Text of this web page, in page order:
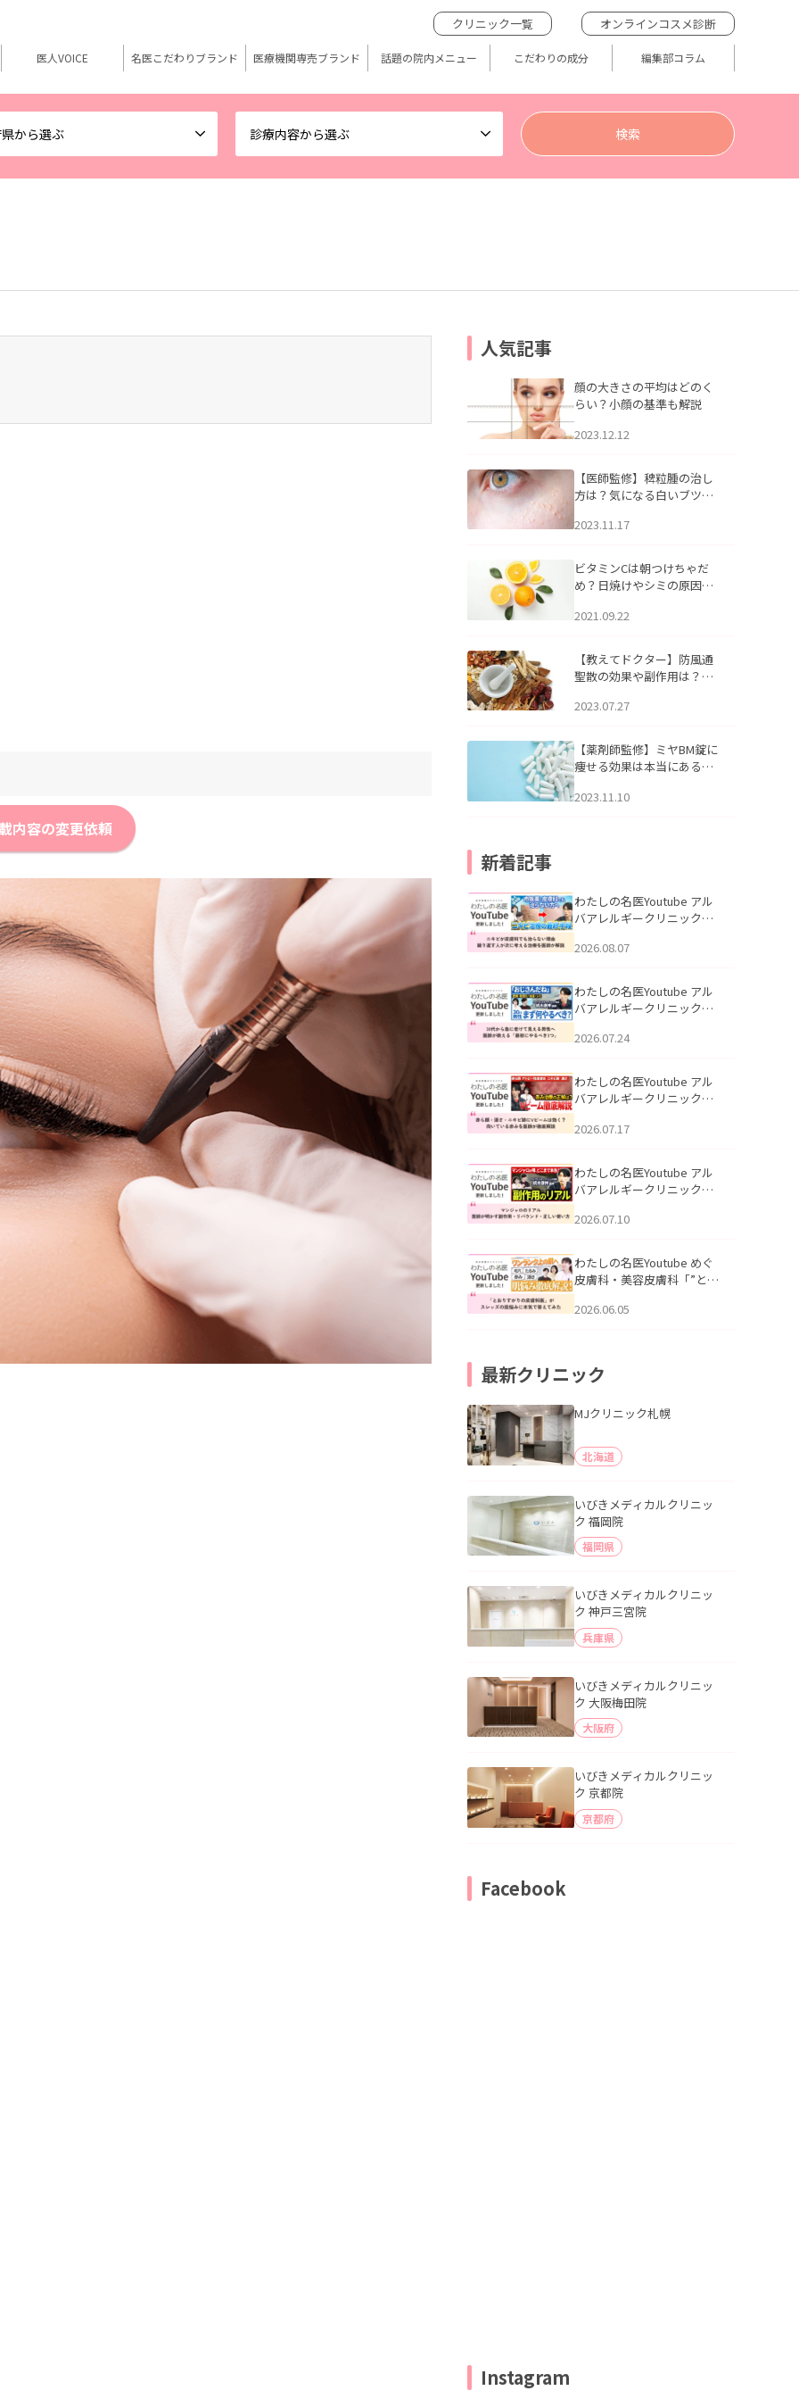
から選ぶ 診療内容から選ぶ
クリニック一覧 オンラインコスメ診断
医人VOICE 名医こだわりブランド 医療機関専売ブランド 話題の院内メニュー こだわりの成分 編集部コラム
内容の変更依頼
人気記事
顔の大きさの平均はどのく
らい？小顔の基準も解説
2023.12.12
【医師監修】稗粒腫の治し
方は？気になる白いブツブ
アについて
2023.11.17
ビタミンCは朝つけちゃだ
め？日焼けやシミの原因に
2021.09.22
【教えてドクター】防風通
聖散の効果や副作用は？長
2023.07.27
【薬剤師監修】ミヤBM錠に
痩せる効果は本当にある
2023.11.10
新着記事
わたしの名医Youtube アル
バアレルギークリニック札
らない理由｜繰り返す人が
説」を公開いたしました。
2026.08.07
わたしの名医Youtube アル
バアレルギークリニック札
える男性へ｜医師が教える
公開いたしました。
2026.07.24
わたしの名医Youtube アル
バアレルギークリニック札
跡にVビームは効く？向いて
説」を公開いたしました。
2026.07.17
わたしの名医Youtube アル
バアレルギークリニック札
医師が明かす副作用・リバ
公開いたしました。
2026.07.10
わたしの名医Youtube めぐ
皮膚科・美容皮膚科「”とお
ッズの肌悩みに本気で答え
2026.06.05
最新クリニック
MJクリニック札幌
北海道
いびきメディカルクリニッ
ク 福岡院
福岡県
いびきメディカルクリニッ
ク 神戸三宮院
兵庫県
いびきメディカルクリニッ
ク 大阪梅田院
大阪府
いびきメディカルクリニッ
ク 京都院
京都府
Facebook
Instagram